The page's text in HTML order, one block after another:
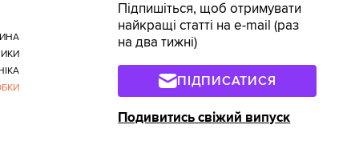
Підпишіться, щоб отримувати
найкращі статті на e-mail (раз
на два тижні)
ПІДПИСАТИСЯ
Подивитись свіжий випуск